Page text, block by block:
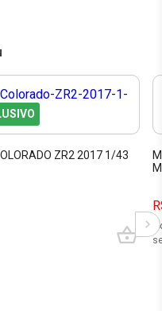
ZR2 2017 1/43